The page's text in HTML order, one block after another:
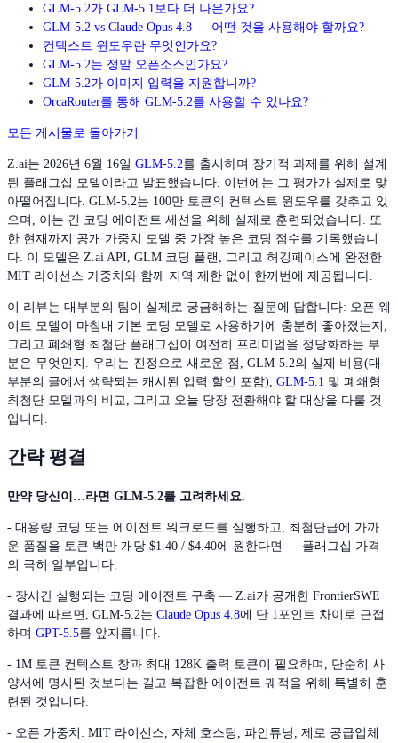
GLM-5.2가 GLM-5.1보다 더 나은가요?
GLM-5.2 vs Claude Opus 4.8 — 어떤 것을 사용해야 할까요?
컨텍스트 윈도우란 무엇인가요?
GLM-5.2는 정말 오픈소스인가요?
GLM-5.2가 이미지 입력을 지원합니까?
OrcaRouter를 통해 GLM-5.2를 사용할 수 있나요?
모든 게시물로 돌아가기
Z.ai는 2026년 6월 16일 GLM-5.2를 출시하며 장기적 과제를 위해 설계
된 플래그십 모델이라고 발표했습니다. 이번에는 그 평가가 실제로 맞
아떨어집니다. GLM-5.2는 100만 토큰의 컨텍스트 윈도우를 갖추고 있
으며, 이는 긴 코딩 에이전트 세션을 위해 실제로 훈련되었습니다. 또
한 현재까지 공개 가중치 모델 중 가장 높은 코딩 점수를 기록했습니
다. 이 모델은 Z.ai API, GLM 코딩 플랜, 그리고 허깅페이스에 완전한
MIT 라이선스 가중치와 함께 지역 제한 없이 한꺼번에 제공됩니다.
이 리뷰는 대부분의 팀이 실제로 궁금해하는 질문에 답합니다: 오픈 웨
이트 모델이 마침내 기본 코딩 모델로 사용하기에 충분히 좋아졌는지,
그리고 폐쇄형 최첨단 플래그십이 여전히 프리미엄을 정당화하는 부
분은 무엇인지. 우리는 진정으로 새로운 점, GLM-5.2의 실제 비용(대
부분의 글에서 생략되는 캐시된 입력 할인 포함), GLM-5.1 및 폐쇄형
최첨단 모델과의 비교, 그리고 오늘 당장 전환해야 할 대상을 다룰 것
입니다.
간략 평결
만약 당신이…라면 GLM-5.2를 고려하세요.
- 대용량 코딩 또는 에이전트 워크로드를 실행하고, 최첨단급에 가까
운 품질을 토큰 백만 개당 $1.40 / $4.40에 원한다면 — 플래그십 가격
의 극히 일부입니다.
- 장시간 실행되는 코딩 에이전트 구축 — Z.ai가 공개한 FrontierSWE
결과에 따르면, GLM-5.2는 Claude Opus 4.8에 단 1포인트 차이로 근접
하며 GPT-5.5를 앞지릅니다.
- 1M 토큰 컨텍스트 창과 최대 128K 출력 토큰이 필요하며, 단순히 사
양서에 명시된 것보다는 길고 복잡한 에이전트 궤적을 위해 특별히 훈
련된 것입니다.
- 오픈 가중치: MIT 라이선스, 자체 호스팅, 파인튜닝, 제로 공급업체